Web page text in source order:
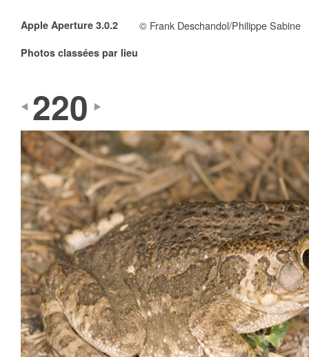
Apple Aperture 3.0.2
Photos classées par lieu
© Frank Deschandol/Philippe Sabine
220